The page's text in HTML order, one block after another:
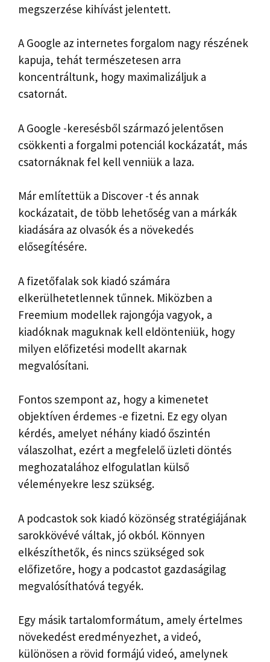
megszerzése kihívást jelentett.
A Google az internetes forgalom nagy részének
kapuja, tehát természetesen arra
koncentráltunk, hogy maximalizáljuk a
csatornát.
A Google -keresésből származó jelentősen
csökkenti a forgalmi potenciál kockázatát, más
csatornáknak fel kell venniük a laza.
Már említettük a Discover -t és annak
kockázatait, de több lehetőség van a márkák
kiadására az olvasók és a növekedés
elősegítésére.
A fizetőfalak sok kiadó számára
elkerülhetetlennek tűnnek. Miközben a
Freemium modellek rajongója vagyok, a
kiadóknak maguknak kell eldönteniük, hogy
milyen előfizetési modellt akarnak
megvalósítani.
Fontos szempont az, hogy a kimenetet
objektíven érdemes -e fizetni. Ez egy olyan
kérdés, amelyet néhány kiadó őszintén
válaszolhat, ezért a megfelelő üzleti döntés
meghozatalához elfogulatlan külső
véleményekre lesz szükség.
A podcastok sok kiadó közönség stratégiájának
sarokkövévé váltak, jó okból. Könnyen
elkészíthetők, és nincs szükséged sok
előfizetőre, hogy a podcastot gazdaságilag
megvalósíthatóvá tegyék.
Egy másik tartalomformátum, amely értelmes
növekedést eredményezhet, a videó,
különösen a rövid formájú videó, amelynek